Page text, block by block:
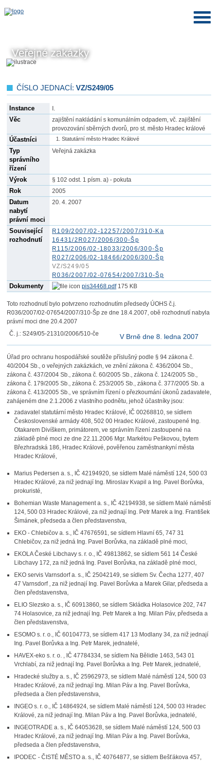
Veřejné zakázky
ČÍSLO JEDNACÍ: VZ/S249/05
Instance I.
Věc
zajištění nakládání s komunálním odpadem, vč. zajištění
provozování sběrných dvorů, pro st. město Hradec králové
Účastníci Statutární město Hradec Králové
Typ
správního
řízení
Veřejná zakázka
Výrok § 102 odst. 1 písm. a) - pokuta
Rok 2005
Datum
nabytí
právní moci
20. 4. 2007
Související
rozhodnutí
R109/2007/02-12257/2007/310-Ka
16431/2R027/2006/300-Šp
R115/2006/02-18033/2006/300-Šp
R027/2006/02-18466/2006/300-Šp
VZ/S249/05
R036/2007/02-07654/2007/310-Šp
Dokumenty pis34468.pdf175 KB
Toto rozhodnutí bylo potvrzeno rozhodnutím předsedy ÚOHS č.j.
R036/2007/02-07654/2007/310-Šp ze dne 18.4.2007, obě rozhodnutí nabyla
právní moci dne 20.4.2007
Č. j.: S249/05-21310/2006/510-če
V Brně dne 8. ledna 2007
Úřad pro ochranu hospodářské soutěže příslušný podle § 94 zákona č.
40/2004 Sb., o veřejných zakázkách, ve znění zákona č. 436/2004 Sb.,
zákona č. 437/2004 Sb., zákona č. 60/2005 Sb., zákona č. 124/2005 Sb.,
zákona č. 179/2005 Sb., zákona č. 253/2005 Sb., zákona č. 377/2005 Sb. a
zákona č. 413/2005 Sb., ve správním řízení o přezkoumání úkonů zadavatele,
zahájeném dne 2.1.2006 z vlastního podnětu, jehož účastníky jsou:
zadavatel statutární město Hradec Králové, IČ 00268810, se sídlem
Československé armády 408, 502 00 Hradec Králové, zastoupené Ing.
Otakarem Divíškem, primátorem, ve správním řízení zastoupené na
základě plné moci ze dne 22.11.2006 Mgr. Markétou Peškovou, bytem
Březhradská 186, Hradec Králové, pověřenou zaměstnankyní města
Hradec Králové,
Marius Pedersen a. s., IČ 42194920, se sídlem Malé náměstí 124, 500 03
Hradec Králové, za niž jednají Ing. Miroslav Kvapil a Ing. Pavel Borůvka,
prokuristé,
Bohemian Waste Management a. s., IČ 42194938, se sídlem Malé náměstí
124, 500 03 Hradec Králové, za niž jednají Ing. Petr Marek a Ing. František
Šimánek, předseda a člen představenstva,
EKO - Chlebičov a. s., IČ 47676591, se sídlem Hlavní 65, 747 31
Chlebičov, za niž jedná Ing. Pavel Borůvka, na základě plné moci,
EKOLA České Libchavy s. r. o., IČ 49813862, se sídlem 561 14 České
Libchavy 172, za niž jedná Ing. Pavel Borůvka, na základě plné moci,
EKO servis Varnsdorf a. s., IČ 25042149, se sídlem Sv. Čecha 1277, 407
47 Varnsdorf , za niž jednají Ing. Pavel Borůvka a Marek Gilar, předseda a
člen představenstva,
ELIO Slezsko a. s., IČ 60913860, se sídlem Skládka Holasovice 202, 747
74 Holasovice, za niž jednají Ing. Petr Marek a Ing. Milan Páv, předseda a
člen představenstva,
ESOMO s. r. o., IČ 60104773, se sídlem 417 13 Modlany 34, za niž jednají
Ing. Pavel Borůvka a Ing. Petr Marek, jednatelé,
HAVEX-eko s. r. o. , IČ 47784334, se sídlem Na Bělidle 1463, 543 01
Vrchlabí, za niž jednají Ing. Pavel Borůvka a Ing. Petr Marek, jednatelé,
Hradecké služby a. s., IČ 25962973, se sídlem Malé náměstí 124, 500 03
Hradec Králové, za niž jednají Ing. Milan Páv a Ing. Pavel Borůvka,
předseda a člen představenstva,
INGEO s. r. o., IČ 14864924, se sídlem Malé náměstí 124, 500 03 Hradec
Králové, za niž jednají Ing. Milan Páv a Ing. Pavel Borůvka, jednatelé,
INGEOTRADE a. s., IČ 64053628, se sídlem Malé náměstí 124, 500 03
Hradec Králové, za niž jednají Ing. Milan Páv a Ing. Pavel Borůvka,
předseda a člen představenstva,
IPODEC - ČISTÉ MĚSTO a. s., IČ 40764877, se sídlem Bešťákova 457,